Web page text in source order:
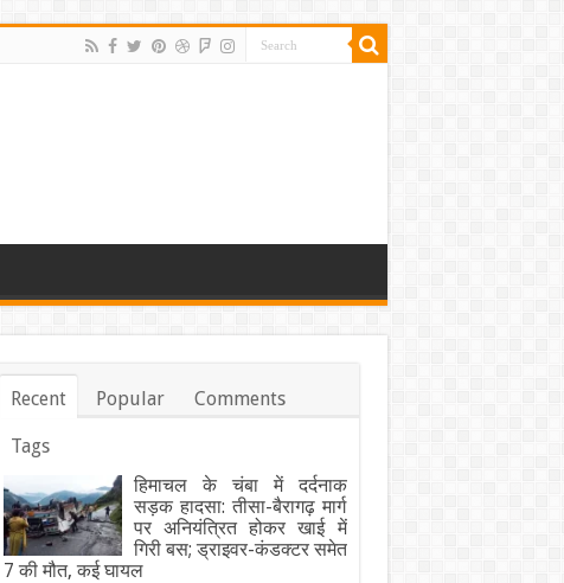
Recent Popular Comments
Tags
हिमाचल के चंबा में दर्दनाक
सड़क हादसा: तीसा-बैरागढ़ मार्ग
पर अनियंत्रित होकर खाई में
गिरी बस; ड्राइवर-कंडक्टर समेत
7 की मौत, कई घायल